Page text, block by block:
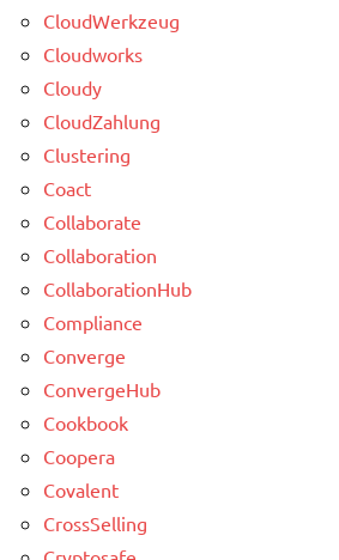
CloudWerkzeug
Cloudworks
Cloudy
CloudZahlung
Clustering
Coact
Collaborate
Collaboration
CollaborationHub
Compliance
Converge
ConvergeHub
Cookbook
Coopera
Covalent
CrossSelling